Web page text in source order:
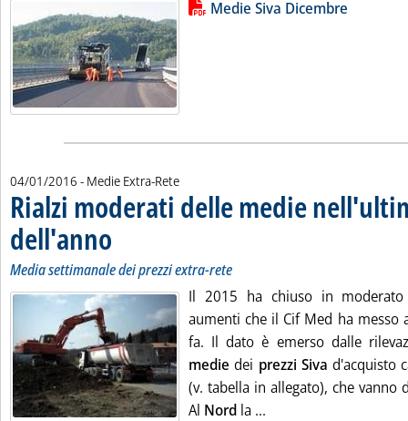
Lista allegati PDF alla notiziaMedie Siva Dicembre
04/01/2016 - Medie Extra-Rete
Rialzi moderati delle medie
dell'anno
Media settimanale dei prezzi extra-rete
Il 2015 ha chiuso in
aumenti che il Cif Med ha messo
fa. Il dato è emerso dalle
medie dei prezzi Siva d'acquisto
(v. tabella in allegato), che vanno
Al Nord la ...